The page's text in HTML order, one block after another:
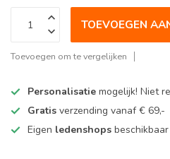
TOEVOEGEN
Toevoegen om te vergelijken
Personalisatie mogelijk! Niet
Gratis verzending vanaf € 69,-
Eigen ledenshops beschikbaar